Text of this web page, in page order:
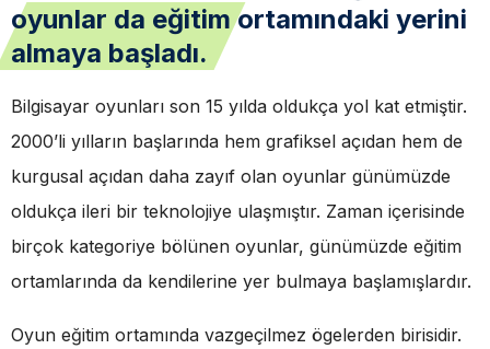
oyunlar da eğitim ortamındaki yerini
almaya başladı.
Bilgisayar oyunları son 15 yılda oldukça yol kat etmiştir.
2000’li yılların başlarında hem grafiksel açıdan hem de
kurgusal açıdan daha zayıf olan oyunlar günümüzde
oldukça ileri bir teknolojiye ulaşmıştır. Zaman içerisinde
birçok kategoriye bölünen oyunlar, günümüzde eğitim
ortamlarında da kendilerine yer bulmaya başlamışlardır.
Oyun eğitim ortamında vazgeçilmez ögelerden birisidir.